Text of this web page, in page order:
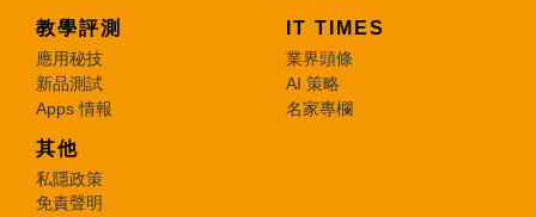
教學評測
應用秘技
新品測試
Apps 情報
IT TIMES
業界頭條
AI 策略
名家專欄
其他
私隱政策
免責聲明